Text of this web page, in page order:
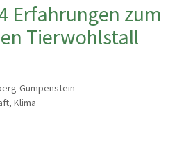
Erfahrungen zum
Tierwohlstall
Gumpenstein
Klima